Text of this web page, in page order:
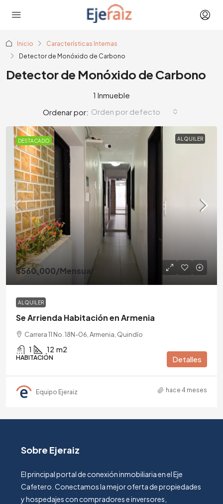
Inicio
Características Internas
Detector de Monóxido de Carbono
Detector de Monóxido de Carbono
1 Inmueble
Ordenar por: Orden por defecto
DESTACADO ALQUILER
$560,000/Mensual
ALQUILER
Se Arrienda Habitación en Armenia
Carrera 11 No. 18N-06, Armenia, Quindío
1 12 m2
HABITACIÓN Detalles
Equipo Ejeraiz hace 4 meses
Sobre Ejeraiz
El principal portal de conexión inmobiliaria en el Eje
Cafetero. Conectamos la mejor oferta de propiedades
y hospedajes con compradores e inversores,